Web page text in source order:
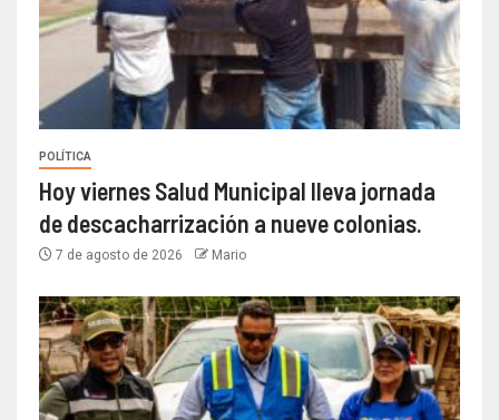
POLÍTICA
Hoy viernes Salud Municipal lleva jornada
de descacharrización a nueve colonias.
7 de agosto de 2026 Mario